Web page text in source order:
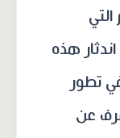
التي
هذه
تطور
عن